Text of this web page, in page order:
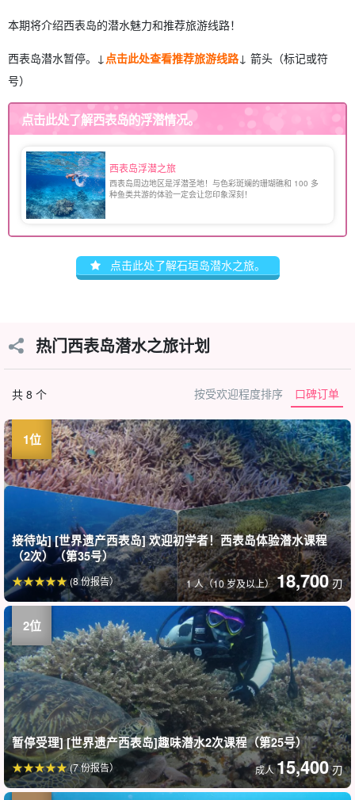
本期将介绍西表岛的潜水魅力和推荐旅游线路！
西表岛潜水暂停。↓点击此处查看推荐旅游线路↓ 箭头（标记或符
号）
点击此处了解西表岛的浮潜情况。
西表岛浮潜之旅
西表岛周边地区是浮潜圣地！与色彩斑斓的珊瑚礁和 100 多
种鱼类共游的体验一定会让您印象深刻！
点击此处了解石垣岛潜水之旅。
热门西表岛潜水之旅计划
共 8 个 按受欢迎程度排序 口碑订单
接待站] [世界遗产西表岛] 欢迎初学者！西表岛体验潜水课程
（2次）（第35号）
1 人（10 岁及以上）18,700 刃
(8 份报告）
暂停受理] [世界遗产西表岛]趣味潜水2次课程（第25号）
成人15,400 刃
(7 份报告）